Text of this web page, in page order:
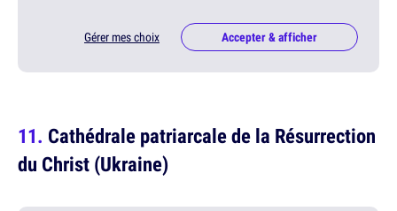
Gérer mes choix Accepter & afficher
Cathédrale patriarcale de la Résurrection
du Christ (Ukraine)